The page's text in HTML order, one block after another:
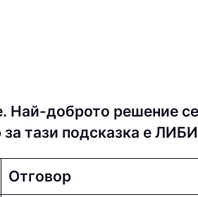
Най-доброто решение
за тази подсказка е
Отговор